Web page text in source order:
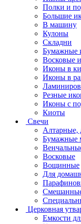
Полки и
Большие
В машину
Кулоны
Складни
Бумажные
Восковые
Иконы в
Иконы в
Резные
Иконы с
Киоты
Свечи
Алтарные,
Бумажные
Восковые
Вощинные
Для
Церковная
Емкости